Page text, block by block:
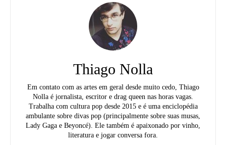
Thiago Nolla
Em contato com as artes em geral desde muito cedo, Thiago
Nolla é jornalista, escritor e drag queen nas horas vagas.
Trabalha com cultura pop desde 2015 e é uma enciclopédia
ambulante sobre divas pop (principalmente sobre suas musas,
Lady Gaga e Beyoncé). Ele também é apaixonado por vinho,
literatura e jogar conversa fora.